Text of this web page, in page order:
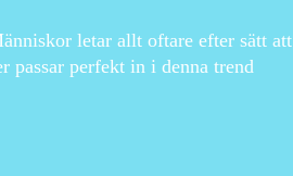
letar allt oftare efter sätt att
passar perfekt in i denna trend